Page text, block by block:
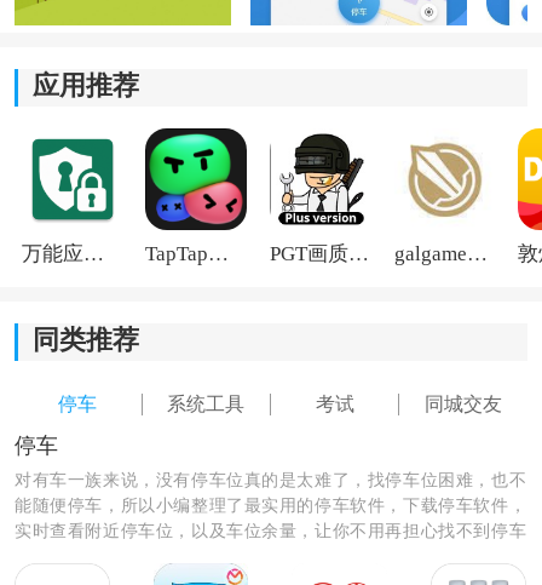
项事务的便利。
4.操作简单易上手，用户无需花费过多时间去学习如何使
用，快速上手即可享受软件带来的便利。
应用推荐
万能应用隐藏 TapTap国际版2026 PGT画质助手旧版 galgame游戏盒子2026
同类推荐
停车 系统工具 考试 同城交友
停车
对有车一族来说，没有停车位真的是太难了，找停车位困难，也不
能随便停车，所以小编整理了最实用的停车软件，下载停车软件，
实时查看附近停车位，以及车位余量，让你不用再担心找不到停车